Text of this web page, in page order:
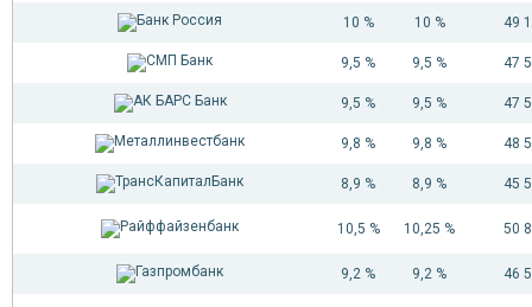
10 % 10 % 49
9,5 % 9,5 % 47
9,5 % 9,5 % 47
9,8 % 9,8 % 48
8,9 % 8,9 % 45
10,5 % 10,25 % 50
9,2 % 9,2 % 46